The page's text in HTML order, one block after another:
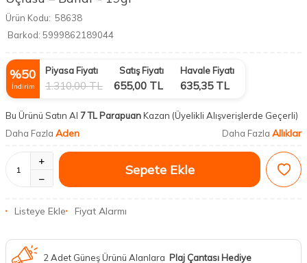
Ürün Kodu: 58638
Barkod: 5999862189044
%50
İndirim
Piyasa Fiyatı
1.310,00TL
Satış Fiyatı
655,00 TL
Havale Fiyatı
635,35TL
Bu Ürünü Satın Al 7 TL ParapuanKazan (Üyelikli Alışverişlerde Geçerli)
Daha Fazla Aden Daha Fazla Allıklar
Sepete Ekle
Listeye Ekle Fiyat Alarmı
2 Adet Güneş Ürünü Alanlara Plaj Çantası Hediye